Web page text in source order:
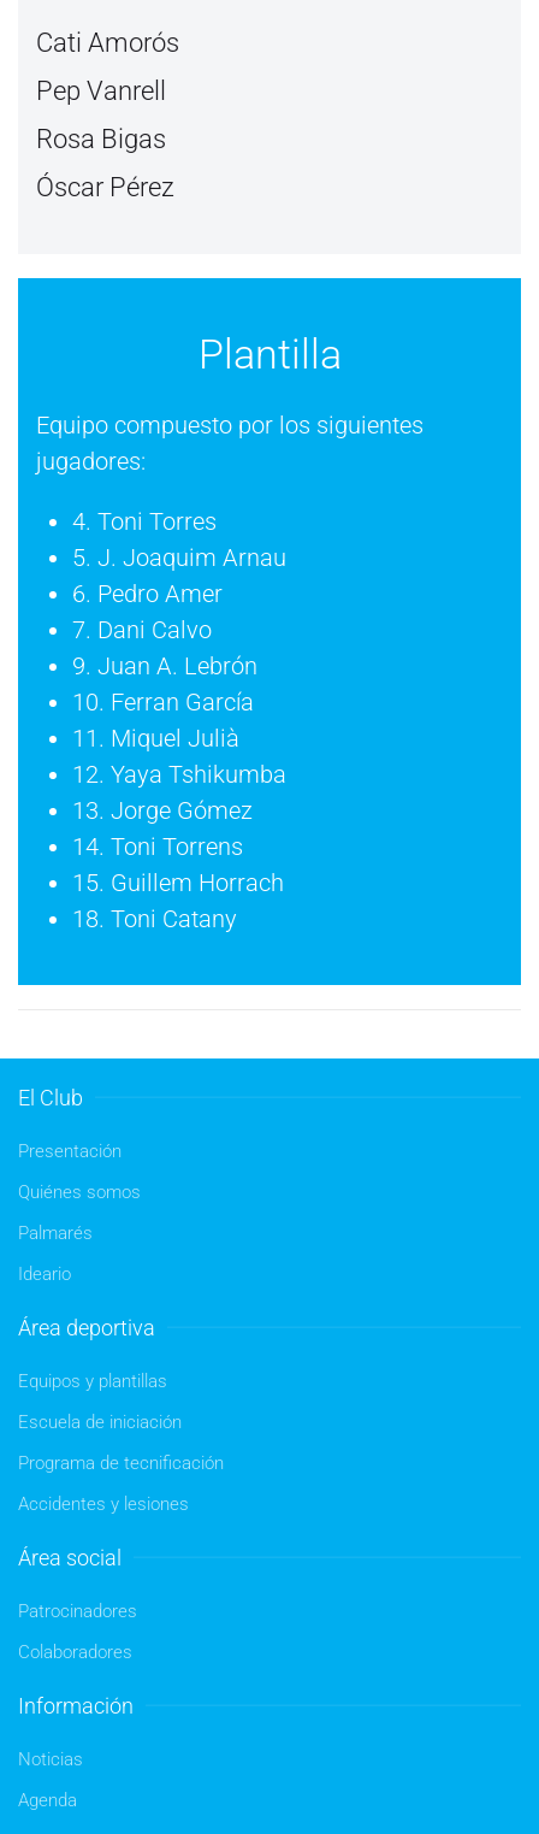
Cati Amorós
Pep Vanrell
Rosa Bigas
Óscar Pérez
Plantilla
Equipo compuesto por los siguientes
jugadores:
4. Toni Torres
5. J. Joaquim Arnau
6. Pedro Amer
7. Dani Calvo
9. Juan A. Lebrón
10. Ferran García
11. Miquel Julià
12. Yaya Tshikumba
13. Jorge Gómez
14. Toni Torrens
15. Guillem Horrach
18. Toni Catany
El Club
Presentación
Quiénes somos
Palmarés
Ideario
Área deportiva
Equipos y plantillas
Escuela de iniciación
Programa de tecnificación
Accidentes y lesiones
Área social
Patrocinadores
Colaboradores
Información
Noticias
Agenda